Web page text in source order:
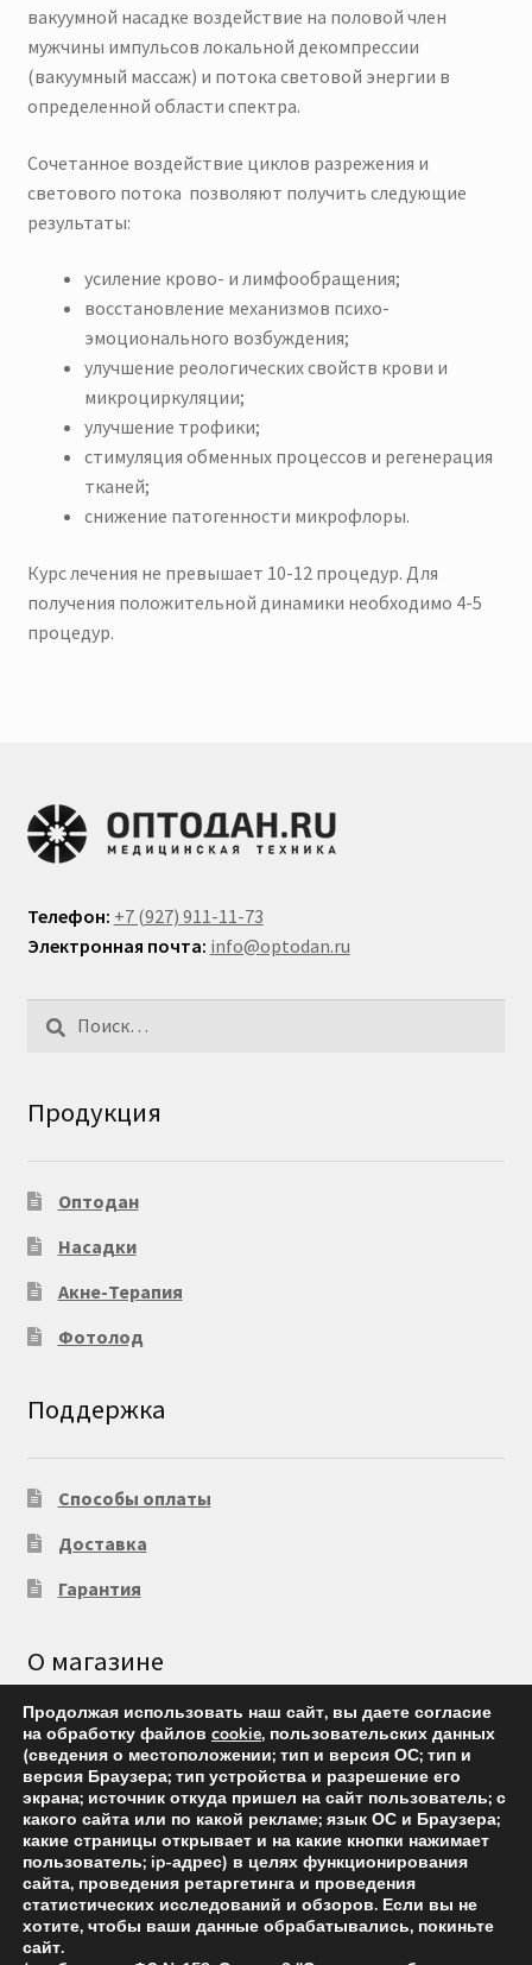
вакуумной насадке воздействие на половой член
мужчины импульсов локальной декомпрессии
(вакуумный массаж) и потока световой энергии в
определенной области спектра.
Сочетанное воздействие циклов разрежения и
светового потока позволяют получить следующие
результаты:
усиление крово- и лимфообращения;
восстановление механизмов психо-
эмоционального возбуждения;
улучшение реологических свойств крови и
микроциркуляции;
улучшение трофики;
стимуляция обменных процессов и регенерация
тканей;
снижение патогенности микрофлоры.
Курс лечения не превышает 10-12 процедур. Для
получения положительной динамики необходимо 4-5
процедур.
Телефон: +7 (927) 911-11-73
Электронная почта: info@optodan.ru
Найти:
Продукция
Оптодан
Насадки
Акне-Терапия
Фотолод
Поддержка
Способы оплаты
Доставка
Гарантия
О магазине
Контакты
«Оптодан.RU» интернет-магазин медицинской техники
Предоставленная информация несет справочный
характер и не является публичной офертой,
Продолжая использовать наш сайт, вы даете согласие
на обработку файлов cookie, пользовательских данных
(сведения о местоположении; тип и версия ОС; тип и
версия Браузера; тип устройства и разрешение его
экрана; источник откуда пришел на сайт пользователь; с
какого сайта или по какой рекламе; язык ОС и Браузера;
какие страницы открывает и на какие кнопки нажимает
пользователь; ip-адрес) в целях функционирования
сайта, проведения ретаргетинга и проведения
статистических исследований и обзоров. Если вы не
хотите, чтобы ваши данные обрабатывались, покиньте
сайт.